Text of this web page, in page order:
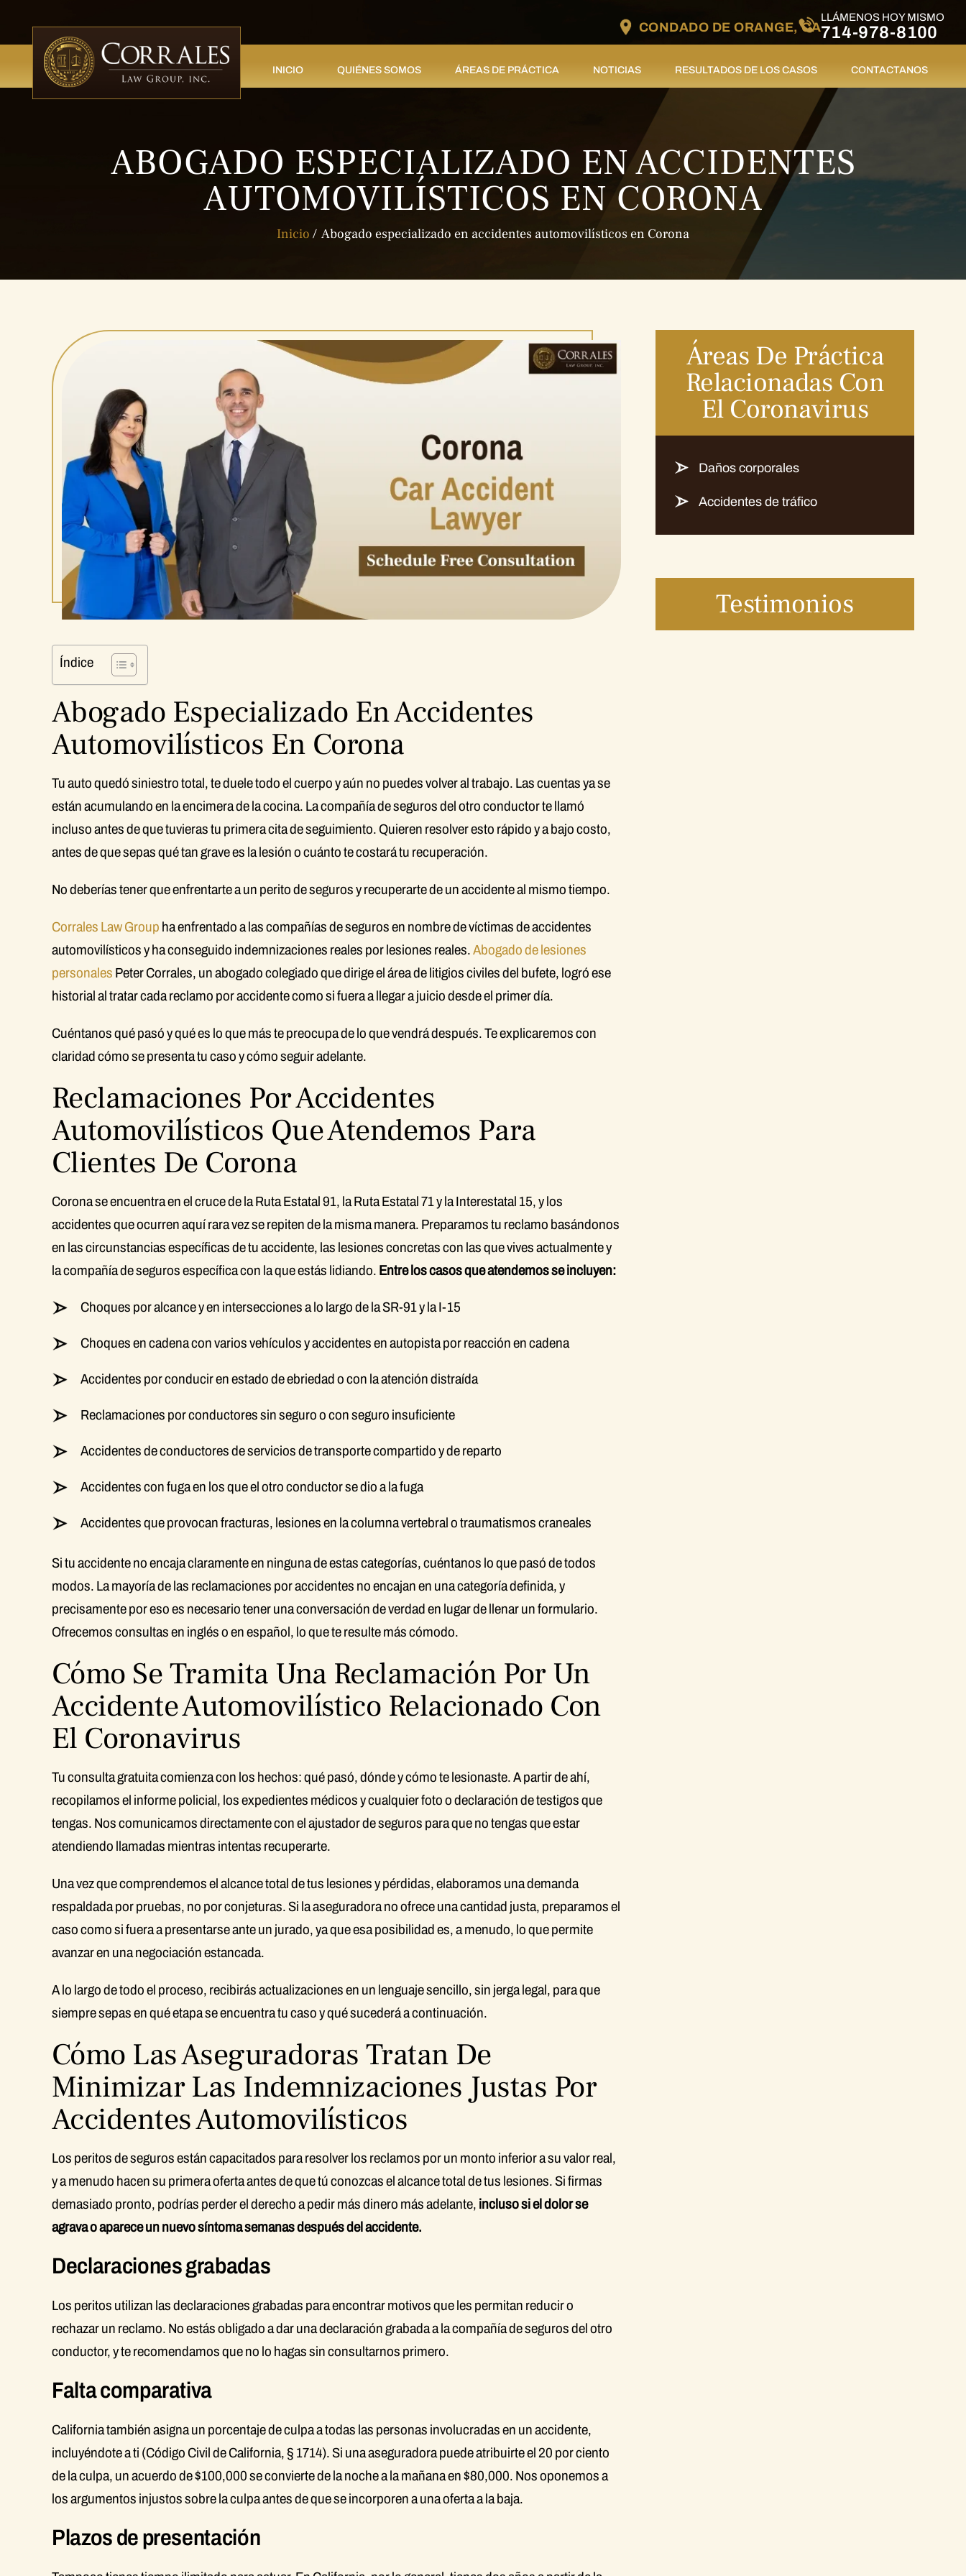
CONDADO DE ORANGE, CA
LLÁMENOS HOY MISMO
714-978-8100
INICIO QUIÉNES SOMOS ÁREAS DE PRÁCTICA NOTICIAS RESULTADOS DE LOS CASOS CONTACTANOS
ABOGADO ESPECIALIZADO EN ACCIDENTES
AUTOMOVILÍSTICOS EN CORONA
Inicio / Abogado especializado en accidentes automovilísticos en Corona
Índice
Abogado Especializado En Accidentes
Automovilísticos En Corona
Tu auto quedó siniestro total, te duele todo el cuerpo y aún no puedes volver al trabajo. Las cuentas ya se
están acumulando en la encimera de la cocina. La compañía de seguros del otro conductor te llamó
incluso antes de que tuvieras tu primera cita de seguimiento. Quieren resolver esto rápido y a bajo costo,
antes de que sepas qué tan grave es la lesión o cuánto te costará tu recuperación.
No deberías tener que enfrentarte a un perito de seguros y recuperarte de un accidente al mismo tiempo.
Corrales Law Group ha enfrentado a las compañías de seguros en nombre de víctimas de accidentes
automovilísticos y ha conseguido indemnizaciones reales por lesiones reales.Abogado de lesiones
personales Peter Corrales, un abogado colegiado que dirige el área de litigios civiles del bufete, logró ese
historial al tratar cada reclamo por accidente como si fuera a llegar a juicio desde el primer día.
Cuéntanos qué pasó y qué es lo que más te preocupa de lo que vendrá después. Te explicaremos con
claridad cómo se presenta tu caso y cómo seguir adelante.
Reclamaciones Por Accidentes
Automovilísticos Que Atendemos Para
Clientes De Corona
Corona se encuentra en el cruce de la Ruta Estatal 91, la Ruta Estatal 71 y la Interestatal 15, y los
accidentes que ocurren aquí rara vez se repiten de la misma manera. Preparamos tu reclamo basándonos
en las circunstancias específicas de tu accidente, las lesiones concretas con las que vives actualmente y
la compañía de seguros específica con la que estás lidiando. Entre los casos que atendemos se incluyen:
Choques por alcance y en intersecciones a lo largo de la SR-91 y la I-15
Choques en cadena con varios vehículos y accidentes en autopista por reacción en cadena
Accidentes por conducir en estado de ebriedad o con la atención distraída
Reclamaciones por conductores sin seguro o con seguro insuficiente
Accidentes de conductores de servicios de transporte compartido y de reparto
Accidentes con fuga en los que el otro conductor se dio a la fuga
Accidentes que provocan fracturas, lesiones en la columna vertebral o traumatismos craneales
Si tu accidente no encaja claramente en ninguna de estas categorías, cuéntanos lo que pasó de todos
modos. La mayoría de las reclamaciones por accidentes no encajan en una categoría definida, y
precisamente por eso es necesario tener una conversación de verdad en lugar de llenar un formulario.
Ofrecemos consultas en inglés o en español, lo que te resulte más cómodo.
Cómo Se Tramita Una Reclamación Por Un
Accidente Automovilístico Relacionado Con
El Coronavirus
Tu consulta gratuita comienza con los hechos: qué pasó, dónde y cómo te lesionaste. A partir de ahí,
recopilamos el informe policial, los expedientes médicos y cualquier foto o declaración de testigos que
tengas. Nos comunicamos directamente con el ajustador de seguros para que no tengas que estar
atendiendo llamadas mientras intentas recuperarte.
Una vez que comprendemos el alcance total de tus lesiones y pérdidas, elaboramos una demanda
respaldada por pruebas, no por conjeturas. Si la aseguradora no ofrece una cantidad justa, preparamos el
caso como si fuera a presentarse ante un jurado, ya que esa posibilidad es, a menudo, lo que permite
avanzar en una negociación estancada.
A lo largo de todo el proceso, recibirás actualizaciones en un lenguaje sencillo, sin jerga legal, para que
siempre sepas en qué etapa se encuentra tu caso y qué sucederá a continuación.
Cómo Las Aseguradoras Tratan De
Minimizar Las Indemnizaciones Justas Por
Accidentes Automovilísticos
Los peritos de seguros están capacitados para resolver los reclamos por un monto inferior a su valor real,
y a menudo hacen su primera oferta antes de que tú conozcas el alcance total de tus lesiones. Si firmas
demasiado pronto, podrías perder el derecho a pedir más dinero más adelante, incluso si el dolor se
agrava o aparece un nuevo síntoma semanas después del accidente.
Declaraciones grabadas
Los peritos utilizan las declaraciones grabadas para encontrar motivos que les permitan reducir o
rechazar un reclamo. No estás obligado a dar una declaración grabada a la compañía de seguros del otro
conductor, y te recomendamos que no lo hagas sin consultarnos primero.
Falta comparativa
California también asigna un porcentaje de culpa a todas las personas involucradas en un accidente,
incluyéndote a ti (Código Civil de California, § 1714). Si una aseguradora puede atribuirte el 20 por ciento
de la culpa, un acuerdo de $100,000 se convierte de la noche a la mañana en $80,000. Nos oponemos a
los argumentos injustos sobre la culpa antes de que se incorporen a una oferta a la baja.
Plazos de presentación
Áreas De Práctica
Relacionadas Con
El Coronavirus
Daños corporales
Accidentes de tráfico
Testimonios